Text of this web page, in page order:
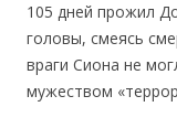
105 дней прожил
головы, смеясь
враги Сиона не
мужеством